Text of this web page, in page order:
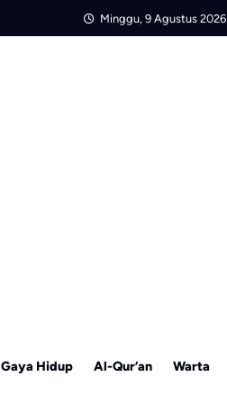
Minggu, 9 Agustus 2026
Gaya Hidup Al-Qur’an Warta